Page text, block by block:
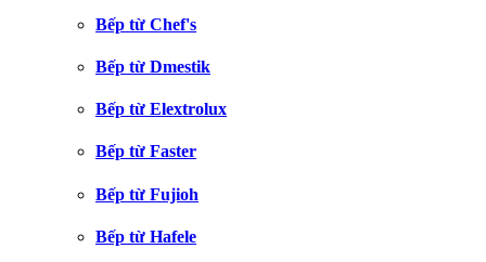
Bếp từ Chef's
Bếp từ Dmestik
Bếp từ Elextrolux
Bếp từ Faster
Bếp từ Fujioh
Bếp từ Hafele